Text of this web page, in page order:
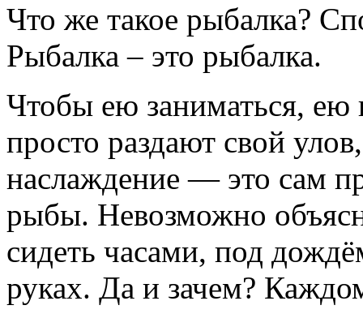
Что же такое рыбалка?
Рыбалка – это рыбалка.
Чтобы ею заниматься, ею
просто раздают свой
наслаждение — это сам
рыбы. Невозможно
сидеть часами, под
руках. Да и зачем?